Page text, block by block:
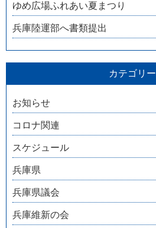
ゆめ広場ふれあい夏まつり
兵庫陸運部へ書類提出
カテゴリー
お知らせ
コロナ関連
スケジュール
兵庫県
兵庫県議会
兵庫維新の会